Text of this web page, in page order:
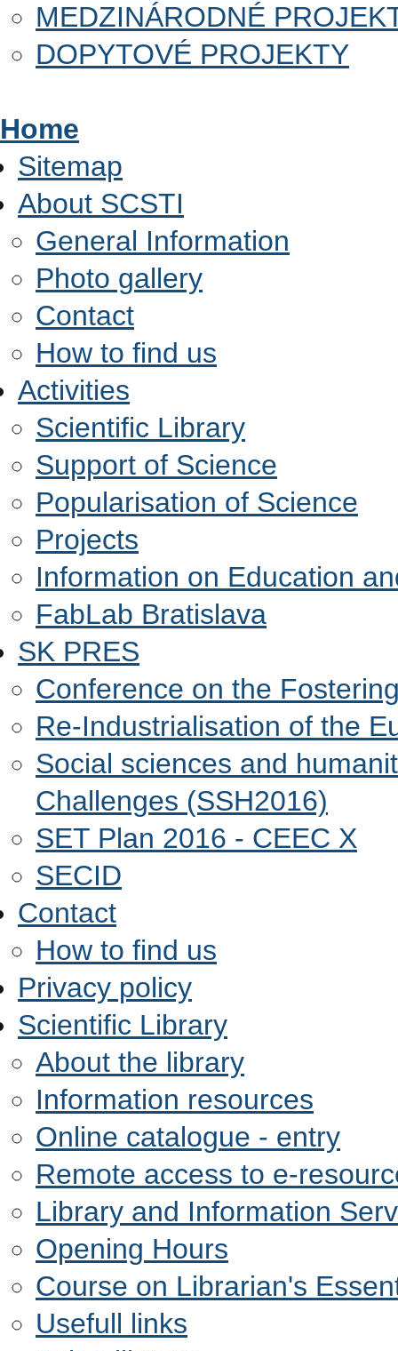
MEDZINÁRODNÉ
DOPYTOVÉ PROJEKTY
Home
Sitemap
About SCSTI
General Information
Photo gallery
Contact
How to find us
Activities
Scientific Library
Support of Science
Popularisation of Science
Projects
Information on Education
FabLab Bratislava
SK PRES
Conference on the
Re-Industrialisation of the
Social sciences and
Challenges (SSH2016)
SET Plan 2016 - CEEC X
SECID
Contact
How to find us
Privacy policy
Scientific Library
About the library
Information resources
Online catalogue - entry
Remote access to e-
Library and Information
Opening Hours
Course on Librarian's
Usefull links